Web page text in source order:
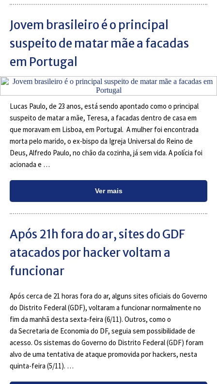
Jovem brasileiro é o principal
suspeito de matar mãe a facadas
em Portugal
Lucas Paulo, de 23 anos, está sendo apontado como o principal
suspeito de matar a mãe, Teresa, a facadas dentro de casa em
que moravam em Lisboa, em Portugal. A mulher foi encontrada
morta pelo marido, o ex-bispo da Igreja Universal do Reino de
Deus, Alfredo Paulo, no chão da cozinha, já sem vida. A polícia foi
acionada e …
Ver mais
Após 21h fora do ar, sites do GDF
atacados por hacker voltam a
funcionar
Após cerca de 21 horas fora do ar, alguns sites oficiais do Governo
do Distrito Federal (GDF), voltaram a funcionar normalmente no
fim da manhã desta sexta-feira (6/11). Outros, como o
da Secretaria de Economia do DF, seguia sem possibilidade de
acesso. Os sistemas do Governo do Distrito Federal (GDF) foram
alvo de uma tentativa de ataque promovida por hackers, nesta
quinta-feira (5/11). …